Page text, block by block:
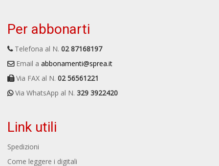
Per abbonarti
Telefona al N. 02 87168197
Email a abbonamenti@sprea.it
Via FAX al N. 02 56561221
Via WhatsApp al N. 329 3922420
Link utili
Spedizioni
Come leggere i digitali